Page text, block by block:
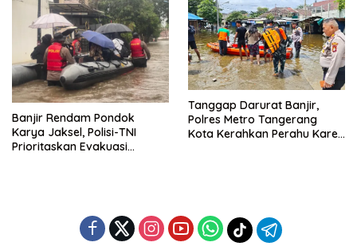
Banjir Rendam Pondok
Karya Jaksel, Polisi-TNI
Prioritaskan Evakuasi
Tanggap Darurat Banjir,
Polres Metro Tangerang
Kota Kerahkan Perahu Karet